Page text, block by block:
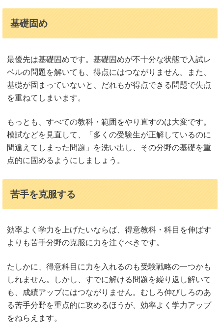
基礎固め
最優先は基礎固めです。基礎固めが不十分な状態で入試レ
ベルの問題を解いても、得点にはつながりません。また、
基礎が固まっていないと、だれもが得点できる問題で失点
を重ねてしまいます。
もっとも、すべての教科・範囲をやり直すのは大変です。
模試などを見直して、「多くの受験生が正解しているのに
間違えてしまった問題」を洗い出し、その分野の基礎を重
点的に固めるようにしましょう。
苦手を克服する
効率よく学力を上げたいならば、得意教科・科目を伸ばす
よりも苦手分野の克服に力を注ぐべきです。
たしかに、得意科目に力を入れるのも受験戦略の一つかも
しれません。しかし、すでに解ける問題を繰り返し解いて
も、成績アップにはつながりません。むしろ伸びしろのあ
る苦手分野を重点的に攻めるほうが、効率よく学力アップ
をねらえます。